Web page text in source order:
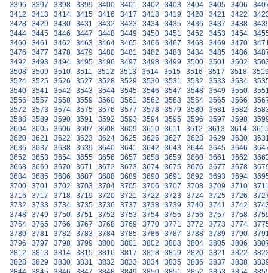
3396
3397 3398 3399 3400 3401 3402 3403 3404 3405 3406
3412
3413 3414 3415 3416 3417 3418 3419 3420 3421 3422
3428
3429 3430 3431 3432 3433 3434 3435 3436 3437 3438
3444
3445 3446 3447 3448 3449 3450 3451 3452 3453 3454
3460
3461 3462 3463 3464 3465 3466 3467 3468 3469 3470
3476
3477 3478 3479 3480 3481 3482 3483 3484 3485 3486
3492
3493 3494 3495 3496 3497 3498 3499 3500 3501 3502
3508
3509 3510 3511 3512 3513 3514 3515 3516 3517 3518
3524
3525 3526 3527 3528 3529 3530 3531 3532 3533 3534
3540
3541 3542 3543 3544 3545 3546 3547 3548 3549 3550
3556
3557 3558 3559 3560 3561 3562 3563 3564 3565 3566
3572
3573 3574 3575 3576 3577 3578 3579 3580 3581 3582
3588
3589 3590 3591 3592 3593 3594 3595 3596 3597 3598
3604
3605 3606 3607 3608 3609 3610 3611 3612 3613 3614
3620
3621 3622 3623 3624 3625 3626 3627 3628 3629 3630
3636
3637 3638 3639 3640 3641 3642 3643 3644 3645 3646
3652
3653 3654 3655 3656 3657 3658 3659 3660 3661 3662
3668
3669 3670 3671 3672 3673 3674 3675 3676 3677 3678
3684
3685 3686 3687 3688 3689 3690 3691 3692 3693 3694
3700
3701 3702 3703 3704 3705 3706 3707 3708 3709 3710
3716
3717 3718 3719 3720 3721 3722 3723 3724 3725 3726
3732
3733 3734 3735 3736 3737 3738 3739 3740 3741 3742
3748
3749 3750 3751 3752 3753 3754 3755 3756 3757 3758
3764
3765 3766 3767 3768 3769 3770 3771 3772 3773 3774
3780
3781 3782 3783 3784 3785 3786 3787 3788 3789 3790
3796
3797 3798 3799 3800 3801 3802 3803 3804 3805 3806
3812
3813 3814 3815 3816 3817 3818 3819 3820 3821 3822
3828
3829 3830 3831 3832 3833 3834 3835 3836 3837 3838